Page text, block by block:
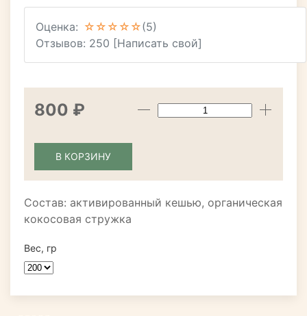
Оценка:
(5)
Отзывов: 250 [Написать свой]
800 ₽
В КОРЗИНУ
Состав: активированный кешью, органическая
кокосовая стружка
Вес, гр